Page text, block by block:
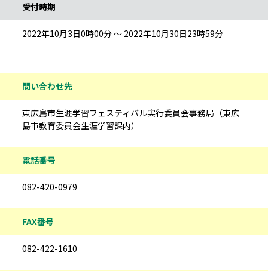
受付時期
2022年10月3日0時00分 ～ 2022年10月30日23時59分
問い合わせ先
東広島市生涯学習フェスティバル実行委員会事務局（東広
島市教育委員会生涯学習課内）
電話番号
082-420-0979
FAX番号
082-422-1610